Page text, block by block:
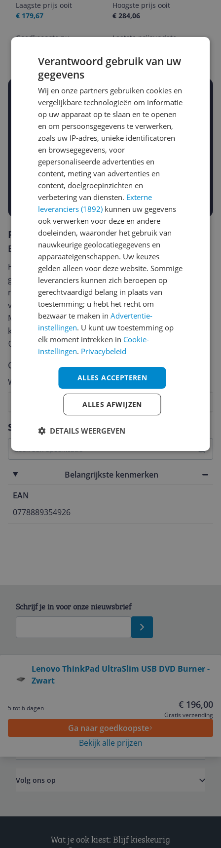
Laagste prijs ooit
€ 179,67
Hoogste prijs ooit
€ 284,06
Goedkoopste nu
Laatste prijsupdate
Stel een alert in en mis geen prijsdaling
Krijg een seintje zodra de prijs zakt
Jouw e-mailadres
Gewenste daling of bedrag
-10% -15%
Gewenste prijs
€
Prijsalert aanzetten
Specificaties
Belangrijkste kenmerken
EAN
0778889354926
Reviews
Er zijn nog geen reviews geschreven
Heb jij dit product in bezit en wil je graag je mening
geven? Start dan hieronder met het schrijven van je
review. Afhankelijk van de details duurt het schrijven
van een review gemiddeld tussen de 3 en 10 minuten.
Met jouw mening help je andere bezoekers een betere
keuze te maken én maak je iedere maand kans op
€250,-!
Klik hier voor de actievoorwaarden.
Cijfer
Welk cijfer geef jij dit product?
7
6
5
Lenovo ThinkPad UltraSlim USB DVD Burner -
Zwart
5 tot 6 dagen € 196,00
Gratis verzending
Ga naar goedkoopste
Bekijk alle prijzen
Schrijf je in voor onze nieuwsbrief
Service
Algemeen
Volg ons op
Wat je ook kiest: Blijf kieskeurig
Verantwoord gebruik van uw
gegevens
Wij en onze partners gebruiken cookies en
vergelijkbare technologieën om informatie
op uw apparaat op te slaan en te openen
en om persoonsgegevens te verwerken,
zoals uw IP-adres, unieke identificatoren
en browsegegevens, voor
gepersonaliseerde advertenties en
content, meting van advertenties en
content, doelgroepinzichten en
verbetering van diensten. Externe
leveranciers (1892) kunnen uw gegevens
ook verwerken voor deze en andere
doeleinden, waaronder het gebruik van
nauwkeurige geolocatiegegevens en
apparaateigenschappen. Uw keuzes
gelden alleen voor deze website. Sommige
leveranciers kunnen zich beroepen op
gerechtvaardigd belang in plaats van
toestemming; u hebt het recht om
bezwaar te maken inAdvertentie-
instellingen. U kunt uw toestemming op
elk moment intrekken in Cookie-
instellingen. Privacybeleid
ALLES ACCEPTEREN
ALLES AFWIJZEN
DETAILS WEERGEVEN